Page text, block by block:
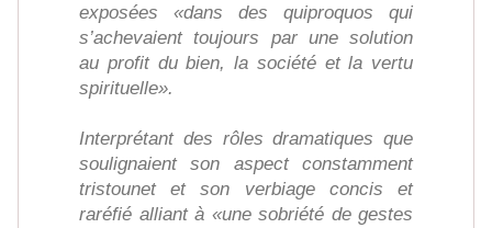
exposées «dans des quiproquos qui
s’achevaient toujours par une solution
au profit du bien, la société et la vertu
spirituelle».
Interprétant des rôles dramatiques que
soulignaient son aspect constamment
tristounet et son verbiage concis et
raréfié alliant à «une sobriété de gestes